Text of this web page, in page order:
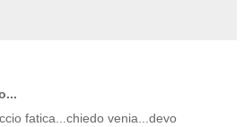
fatica...chiedo venia...devo